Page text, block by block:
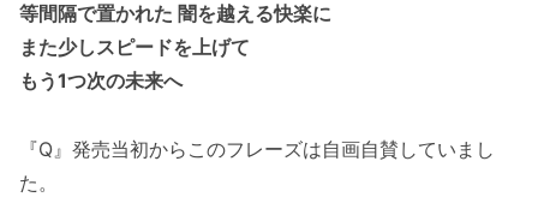
等間隔で置かれた 闇を越える快楽に
また少しスピードを上げて
もう1つ次の未来へ
『Q』発売当初からこのフレーズは自画自賛していまし
た。